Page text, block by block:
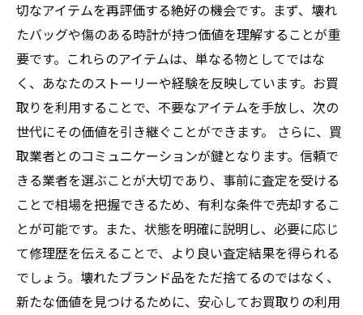
切なアイテムを再評価する絶好の機会です。まず、壊れ
たバッグや傷のある時計が持つ価値を理解することが重
要です。これらのアイテムは、単なる物としてではな
く、あなたのストーリーや経験を反映しています。お買
取りを利用することで、不要なアイテムを手放し、次の
世代にその価値を引き継ぐことができます。 さらに、買
取業者とのコミュニケーションが鍵となります。信頼で
きる業者を選ぶことが大切であり、事前に査定を受ける
ことで相場を把握できるため、有利な条件で売却するこ
とが可能です。また、状態を明確に説明し、必要に応じ
て修理歴を伝えることで、より良い査定結果を得られる
でしょう。壊れたブランド品をただ捨てるのではなく、
新たな価値を見つけるために、安心してお買取りの利用